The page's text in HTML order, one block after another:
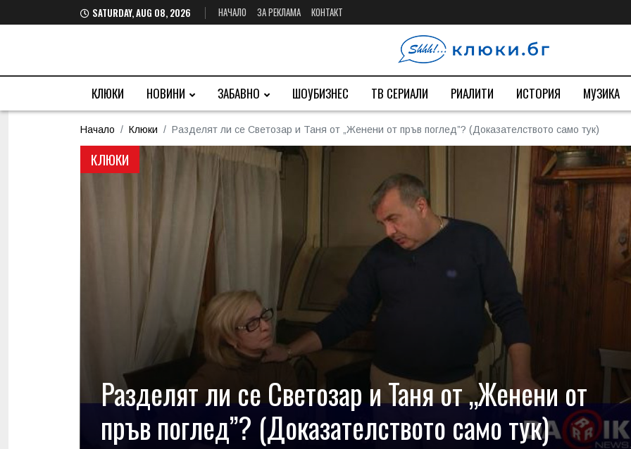
SATURDAY, AUG 08, 2026 НАЧАЛО ЗА РЕКЛАМА КОНТАКТ
КЛЮКИ НОВИНИ ЗАБАВНО ШОУБИЗНЕС ТВ СЕРИАЛИ РИАЛИТИ ИСТОРИЯ МУЗИКА
Начало Клюки Разделят ли се Светозар и Таня от „Женени от пръв поглед”? (Доказателството само тук)
КЛЮКИ
Разделят ли се Светозар и Таня от „Женени от
пръв поглед”? (Доказателството само тук)